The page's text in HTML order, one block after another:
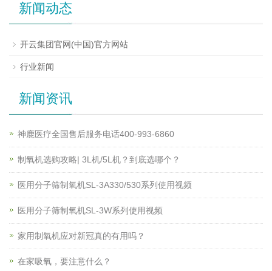
新闻动态
开云集团官网(中国)官方网站
行业新闻
新闻资讯
神鹿医疗全国售后服务电话400-993-6860
制氧机选购攻略| 3L机/5L机？到底选哪个？
医用分子筛制氧机SL-3A330/530系列使用视频
医用分子筛制氧机SL-3W系列使用视频
家用制氧机应对新冠真的有用吗？
在家吸氧，要注意什么？